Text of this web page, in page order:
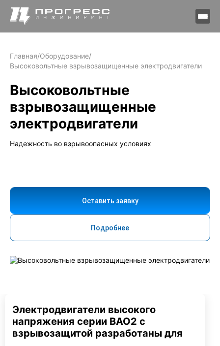
Главная/Оборудование/
Высоковольтные взрывозащищенные электродвигатели
Высоковольтные
взрывозащищенные
электродвигатели
Надежность во взрывоопасных условиях
Оставить заявку
Подробнее
Электродвигатели высокого
напряжения серии ВАО2 с
взрывозащитой разработаны для